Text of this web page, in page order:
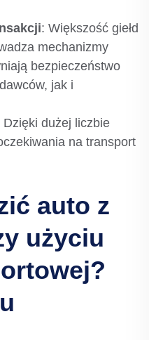
: Większość giełd
mechanizmy
bezpieczeństwo
jak i
Dzięki dużej liczbie
na transport
auto z
użyciu